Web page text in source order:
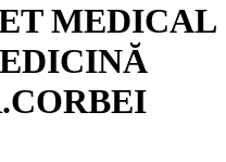
MEDICAL